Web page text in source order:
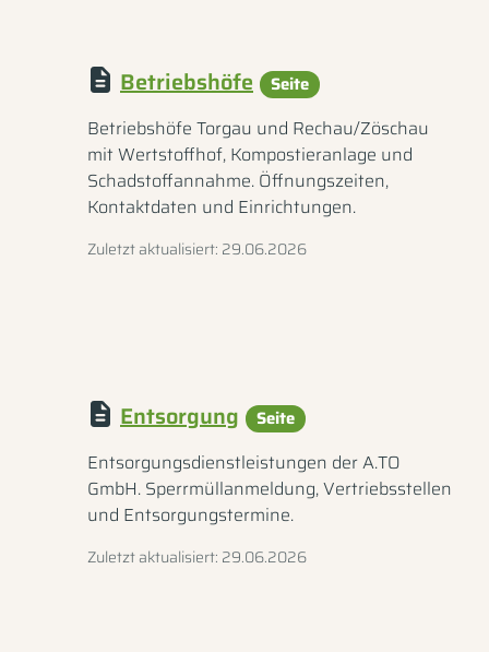
Betriebshöfe Seite
Betriebshöfe Torgau und Rechau/Zöschau
mit Wertstoffhof, Kompostieranlage und
Schadstoffannahme. Öffnungszeiten,
Kontaktdaten und Einrichtungen.
Zuletzt aktualisiert: 29.06.2026
Entsorgung Seite
Entsorgungsdienstleistungen der A.TO
GmbH. Sperrmüllanmeldung, Vertriebsstellen
und Entsorgungstermine.
Zuletzt aktualisiert: 29.06.2026